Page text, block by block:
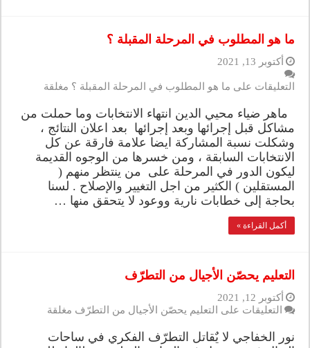
ما هو المطلوب في المرحلة المقبلة ؟
أكتوبر 13, 2021
التعليقات على ما هو المطلوب في المرحلة المقبلة ؟ مغلقة
ماهر ضياء محيي الدين انتهاء الانتخابات وما حملت من
مشاكل قبل إجرائها وبعد إجرائها بعد اعلان النتائج ،
وشكلت نسبة المشاركة ايضا علامة فارقة عن كل
الانتخابات السابقة ، ومن خسرها من الوجوه القديمة
ليكون الدور في المرحلة على من ينتظر منهم (
المستقلين ) الكثير من اجل التغيير والإصلاح . لسنا
بحاجة إلى خطابات نارية ووعود لا يتحقق منها …
أكمل القراءة »
التعليم يحصّن الأجيال من التطرّف
أكتوبر 12, 2021
التعليقات على التعليم يحصّن الأجيال من التطرّف مغلقة
نور الخفاجي لا يٌقاتل التطرّف الفكري في ساحات